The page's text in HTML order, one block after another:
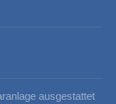
ausgestattet